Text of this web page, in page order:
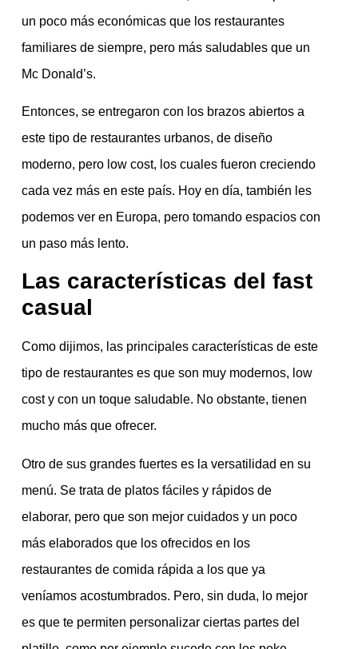
un poco más económicas que los restaurantes
familiares de siempre, pero más saludables que un
Mc Donald’s.
Entonces, se entregaron con los brazos abiertos a
este tipo de restaurantes urbanos, de diseño
moderno, pero low cost, los cuales fueron creciendo
cada vez más en este país. Hoy en día, también les
podemos ver en Europa, pero tomando espacios con
un paso más lento.
Las características del fast
casual
Como dijimos, las principales características de este
tipo de restaurantes es que son muy modernos, low
cost y con un toque saludable. No obstante, tienen
mucho más que ofrecer.
Otro de sus grandes fuertes es la versatilidad en su
menú. Se trata de platos fáciles y rápidos de
elaborar, pero que son mejor cuidados y un poco
más elaborados que los ofrecidos en los
restaurantes de comida rápida a los que ya
veníamos acostumbrados. Pero, sin duda, lo mejor
es que te permiten personalizar ciertas partes del